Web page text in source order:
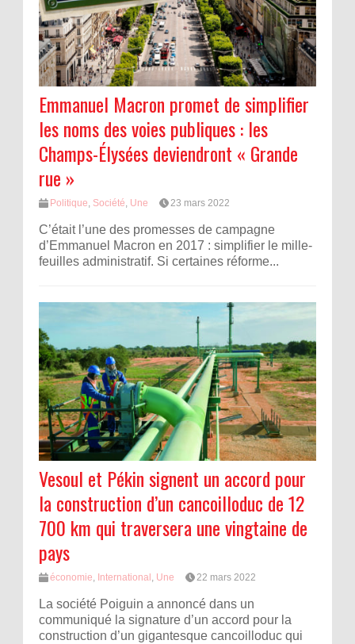
Emmanuel Macron promet de simplifier
les noms des voies publiques : les
Champs-Élysées deviendront « Grande
rue »
Politique Société Une 23 mars 2022
C’était l’une des promesses de campagne
d’Emmanuel Macron en 2017 : simplifier le mille-
feuilles administratif. Si certaines réforme...
Vesoul et Pékin signent un accord pour
la construction d’un cancoilloduc de 12
700 km qui traversera une vingtaine de
pays
économie, International , Une 22 mars 2022
La société Poiguin a annoncé dans un
communiqué la signature d’un accord pour la
construction d’un gigantesque cancoilloduc qui